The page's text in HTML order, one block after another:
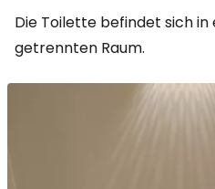
Die Toilette befindet sich in
getrennten Raum.